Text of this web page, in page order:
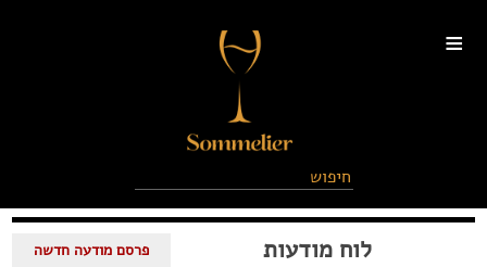
≡
לוח מודעות פרסם מודעה חדשה